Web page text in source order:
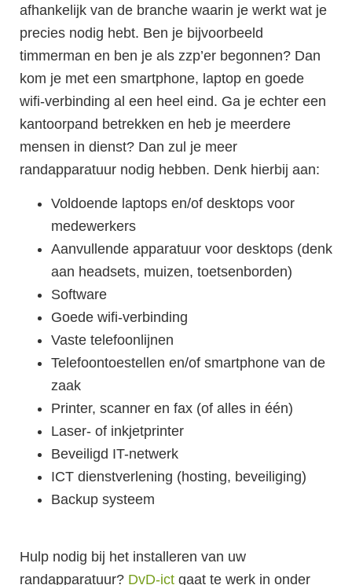
afhankelijk van de branche waarin je werkt wat je
precies nodig hebt. Ben je bijvoorbeeld
timmerman en ben je als zzp’er begonnen? Dan
kom je met een smartphone, laptop en goede
wifi-verbinding al een heel eind. Ga je echter een
kantoorpand betrekken en heb je meerdere
mensen in dienst? Dan zul je meer
randapparatuur nodig hebben. Denk hierbij aan:
Voldoende laptops en/of desktops voor
medewerkers
Aanvullende apparatuur voor desktops (denk
aan headsets, muizen, toetsenborden)
Software
Goede wifi-verbinding
Vaste telefoonlijnen
Telefoontoestellen en/of smartphone van de
zaak
Printer, scanner en fax (of alles in één)
Laser- of inkjetprinter
Beveiligd IT-netwerk
ICT dienstverlening (hosting, beveiliging)
Backup systeem
Hulp nodig bij het installeren van uw
randapparatuur? DvD-ict gaat te werk in onder